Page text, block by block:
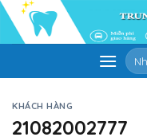
Skip
content
Tìm
kiếm:
KHÁCH HÀNG
21082002777